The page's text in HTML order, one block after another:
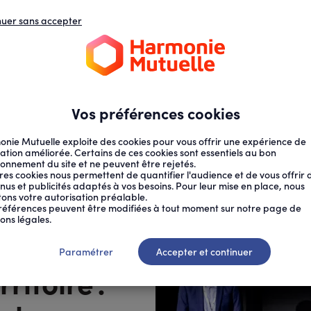
:
Vos préférences cookies
Mutuelle exploite des cookies pour vous offrir une expérience de
améliorée. Certains de ces cookies sont essentiels au bon
du site et ne peuvent être rejetés.
cookies nous permettent de quantifier l'audience et de vous offrir
et publicités adaptés à vos besoins. Pour leur mise en place, nous
votre autorisation préalable.
peuvent être modifiées à tout moment sur notre page de
légales.
sans accepter
Paramétrer Accepter et continuer